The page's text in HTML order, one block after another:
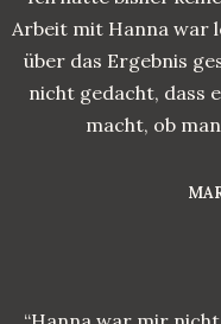
Arbeit mit Hanna war
über das Ergebnis
nicht gedacht, dass
macht, ob